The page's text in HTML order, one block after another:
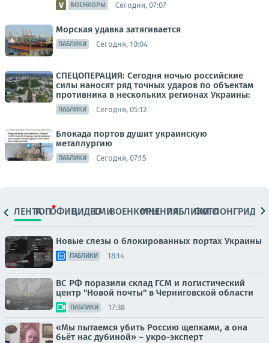
ВОЕНКОРЫ Сегодня, 07:07
Морская удавка затягивается
ПАБЛИКИ Сегодня, 10:04
СПЕЦОПЕРАЦИЯ: Сегодня ночью российские
силы наносят ряд точных ударов по объектам
противника в нескольких регионах Украины:
ПАБЛИКИ Сегодня, 05:12
Блокада портов душит украинскую
металлургию
ПАБЛИКИ Сегодня, 07:15
ЛЕНТАТОПОФИЦ.ВИДЕОСМИВОЕНКОРЫМНЕНИЯПАБЛИКИ
ФОТОЛОНГРИДЫ
Новые слезы о блокированных портах Украины
ПАБЛИКИ 18:14
ВС РФ поразили склад ГСМ и логистический
центр "Новой почты" в Черниговской области
ПАБЛИКИ 17:38
«Мы пытаемся убить Россию щепками, а она
бьёт нас дубиной» – укро-эксперт